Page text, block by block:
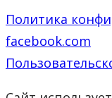
Политика
facebook.com